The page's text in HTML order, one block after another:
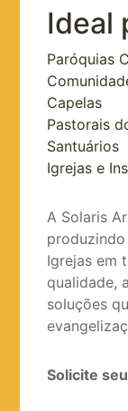
Ideal
Paróquias
Capelas
Pastorais
Santuários
Igrejas e
A Solaris
Igrejas em
qualidade,
soluções
Solicite